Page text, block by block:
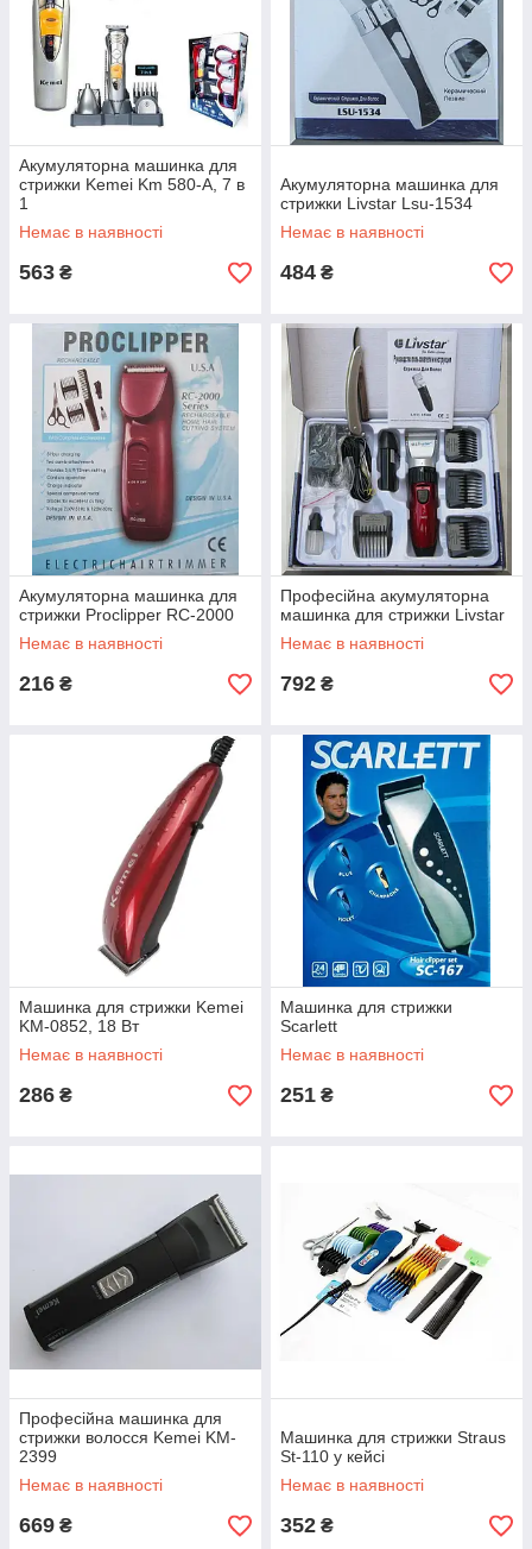
Акумуляторна машинка для
стрижки Kemei Km 580-A, 7 в
1
Немає в наявності
563 ₴
Акумуляторна машинка для
стрижки Livstar Lsu-1534
Немає в наявності
484 ₴
Акумуляторна машинка для
стрижки Proclipper RC-2000
Немає в наявності
216 ₴
Професійна акумуляторна
машинка для стрижки Livstar
Немає в наявності
792 ₴
Машинка для стрижки Kemei
KM-0852, 18 Вт
Немає в наявності
286 ₴
Машинка для стрижки
Scarlett
Немає в наявності
251 ₴
Професійна машинка для
стрижки волосся Kemei KM-
2399
Немає в наявності
669 ₴
Машинка для стрижки Straus
St-110 у кейсі
Немає в наявності
352 ₴